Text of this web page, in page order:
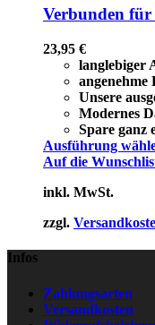
Verbunden
23,95 €
langlebiger
Unsere
Modernes
Spare ganz
Ausführung
Auf die
inkl. MwSt.
zzgl.
Infos
Zahlungsarten
Versandkosten